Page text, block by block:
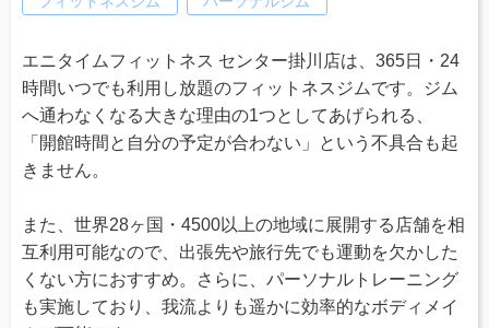
エニタイムフィットネス センター掛川店は、365日・24
時間いつでも利用し放題のフィットネスジムです。ジム
へ通わなくなる大きな理由の1つとしてあげられる、
「開館時間と自分の予定が合わない」という不具合も起
きません。
また、世界28ヶ国・4500以上の地域に展開する店舗を相
互利用可能なので、出張先や旅行先でも運動を欠かした
くない方におすすめ。さらに、パーソナルトレーニング
も実施しており、我流よりも遥かに効率的なボディメイ